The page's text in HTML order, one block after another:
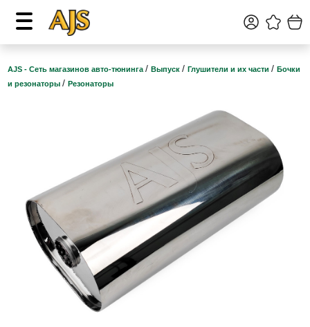
AJS - Сеть магазинов авто-тюнинга / Выпуск / Глушители и их части / Бочки
и резонаторы / Резонаторы